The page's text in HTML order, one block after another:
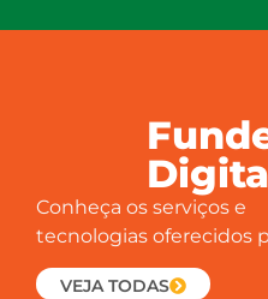
Conheça os serviços e
tecnologias oferecidos
VEJA TODAS